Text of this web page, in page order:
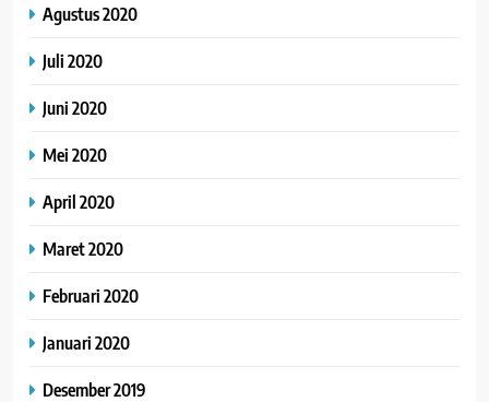
Agustus 2020
Juli 2020
Juni 2020
Mei 2020
April 2020
Maret 2020
Februari 2020
Januari 2020
Desember 2019